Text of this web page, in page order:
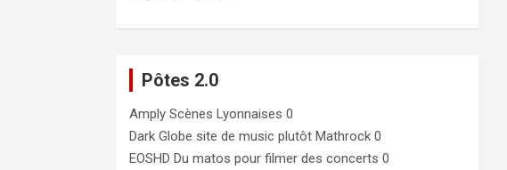
Pôtes 2.0
Amply Scènes Lyonnaises 0
Dark Globe site de music plutôt Mathrock 0
EOSHD Du matos pour filmer des concerts 0